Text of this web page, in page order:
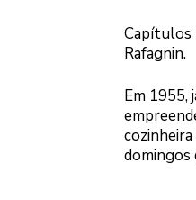
Capítulos
Rafagnin.
Em 1955,
domingos